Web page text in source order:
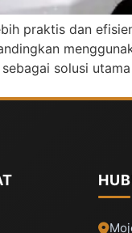
praktis dan
solusi